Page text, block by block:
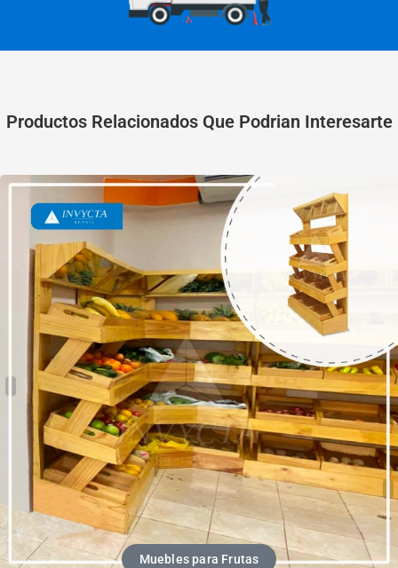
Productos Relacionados Que Podrian Interesarte
Muebles para Frutas